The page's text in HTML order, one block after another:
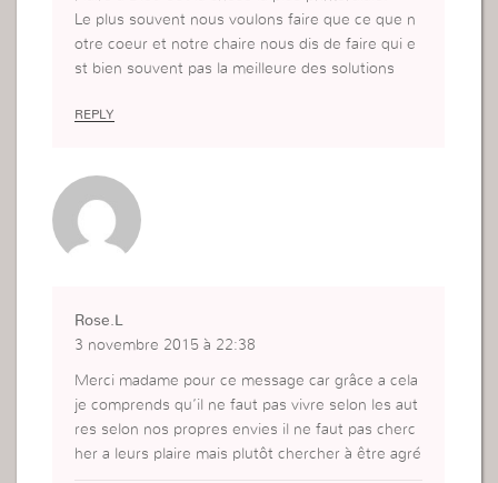
Le plus souvent nous voulons faire que ce que n
otre coeur et notre chaire nous dis de faire qui e
st bien souvent pas la meilleure des solutions
REPLY
Rose.L
3 novembre 2015 à 22:38
Merci madame pour ce message car grâce a cela
je comprends qu’il ne faut pas vivre selon les aut
res selon nos propres envies il ne faut pas cherc
her a leurs plaire mais plutôt chercher à être agré